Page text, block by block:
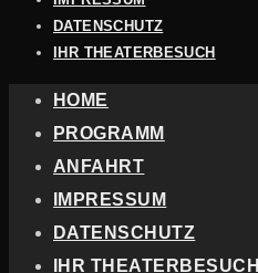
DATENSCHUTZ
IHR THEATERBESUCH
HOME
PROGRAMM
ANFAHRT
IMPRESSUM
DATENSCHUTZ
IHR THEATERBESUCH